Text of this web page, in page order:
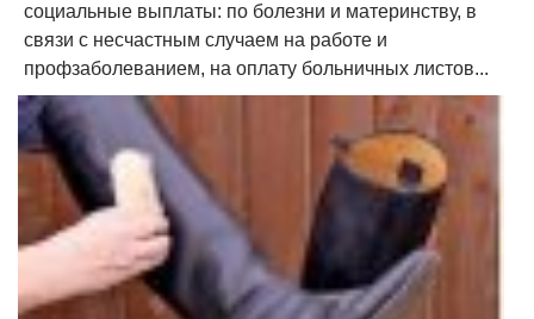
социальные выплаты: по болезни и материнству, в
связи с несчастным случаем на работе и
профзаболеванием, на оплату больничных листов...